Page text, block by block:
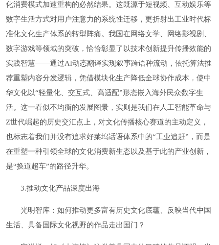
化消费模式加速重构的必然结果。这既源于短视频、互动娱乐等
数字生活方式对用户注意力的系统性迁移，更折射出工业时代标
准化文化生产体系的转型阵痛。我国在网络文学、网络影视剧、
数字游戏等领域的突破，恰恰彰显了以技术创新提升传播效能的
实践智慧——通过AI动态翻译实现叙事跨语种流动，依托算法推
荐重塑内容分发逻辑，凭借模块化生产降低全球协作成本，使中
华文化以“轻量化、交互式、高适配”形态嵌入海外民众数字生
活。这一看似不均衡的发展图景，实则是我们在人工智能革命与
Z世代崛起的历史交汇点上，对文化传播核心赛道的主动定义，
也标志着我们并没有追求好莱坞话语体系中的“工业追赶”，而是
在重塑一种引领全球的文化消费新生态以及基于此的产业创新，
是“换道超车”的路径升华。
3.推动文化产品深度出海
光明智库：如何推动更多富有历史文化底蕴、反映当代中国
生活、具备国际文化视野的作品走出国门？